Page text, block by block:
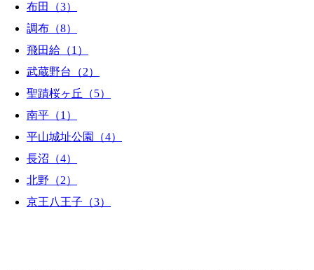
布田（3）
調布（8）
飛田給（1）
武蔵野台（2）
聖蹟桜ヶ丘（5）
南平（1）
平山城址公園（4）
長沼（4）
北野（2）
京王八王子（3）